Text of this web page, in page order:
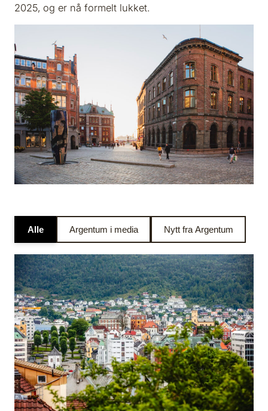
2025, og er nå formelt lukket.
Alle Argentum i media Nytt fra Argentum